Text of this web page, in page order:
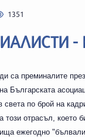
1351
са преминалите
Българската
света по брой на
този отрасъл, което
ежегодно